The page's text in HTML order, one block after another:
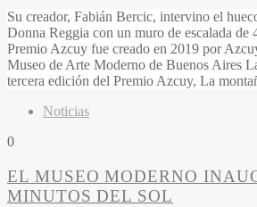
Su creador, Fabián Bercic, intervino el
Donna Reggia con un muro de escalada de
Premio Azcuy fue creado en 2019 por
Museo de Arte Moderno de Buenos Aires
tercera edición del Premio Azcuy, La
Noticias
0
EL MUSEO MODERNO
MINUTOS DEL SOL